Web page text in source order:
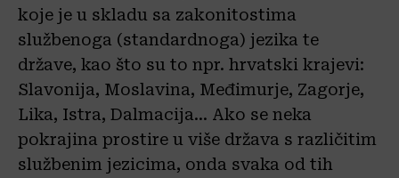
koje je u skladu sa zakonitostima
službenoga (standardnoga) jezika te
države, kao što su to npr. hrvatski krajevi:
Slavonija, Moslavina, Međimurje, Zagorje,
Lika, Istra, Dalmacija… Ako se neka
pokrajina prostire u više država s različitim
službenim jezicima, onda svaka od tih